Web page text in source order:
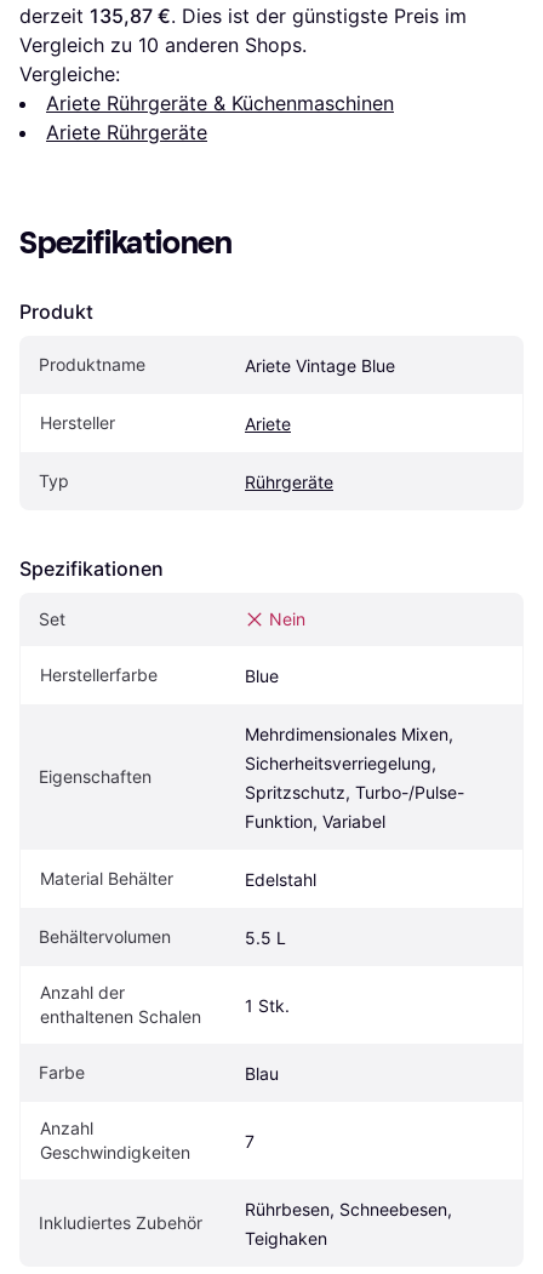
derzeit 135,87 €. Dies ist der günstigste Preis im
Vergleich zu 10 anderen Shops.
Vergleiche:
Ariete Rührgeräte & Küchenmaschinen
Ariete Rührgeräte
Spezifikationen
Produkt
Produktname Ariete Vintage Blue
Hersteller Ariete
Typ Rührgeräte
Spezifikationen
Set Nein
Herstellerfarbe Blue
Eigenschaften
Mehrdimensionales Mixen,
Sicherheitsverriegelung,
Spritzschutz, Turbo-/Pulse-
Funktion, Variabel
Material Behälter Edelstahl
Behältervolumen 5.5 L
Anzahl der
enthaltenen Schalen
1 Stk.
Farbe Blau
Anzahl
Geschwindigkeiten
7
Inkludiertes Zubehör
Rührbesen, Schneebesen,
Teighaken